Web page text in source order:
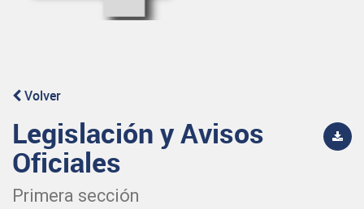
Volver
Legislación y Avisos
Oficiales
Primera sección